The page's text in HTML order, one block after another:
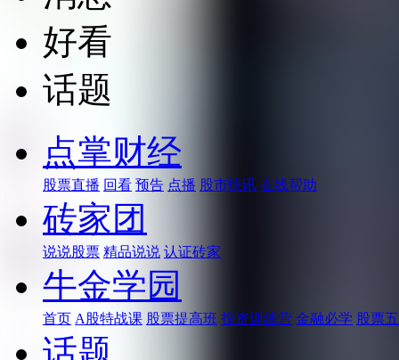
好看
话题
点掌财经
股票直播 回看 预告 点播 股市快讯 在线帮助
砖家团
说说股票 精品说说 认证砖家
牛金学园
首页 A股特战课 股票提高班 投资训练营 金融必学 股票